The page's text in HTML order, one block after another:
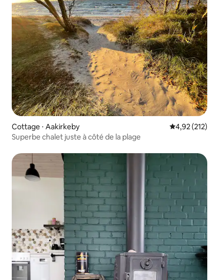
Cottage ⋅ Aakirkeby Évaluation
4,92 (212)
Superbe chalet juste à côté de la plage